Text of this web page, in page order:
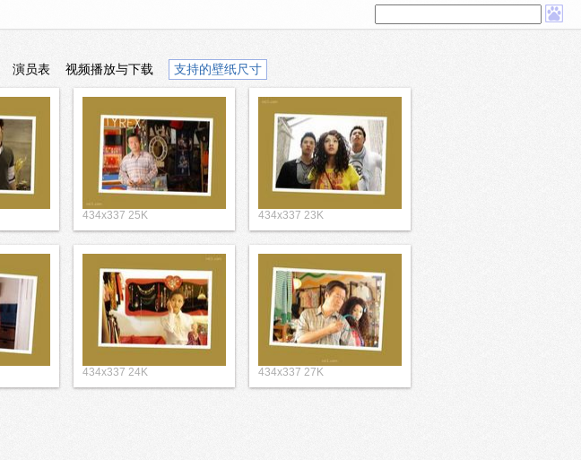
演员表 视频播放与下载 支持的壁纸尺寸
434x337 25K 434x337 23K
434x337 24K 434x337 27K